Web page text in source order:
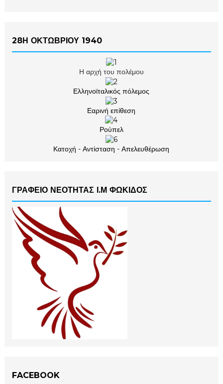
28Η ΟΚΤΩΒΡΙΟΥ 1940
Η αρχή του πολέμου
Ελληνοϊταλικός πόλεμος
Εαρινή επίθεση
Ρούπελ
Κατοχή - Αντίσταση - Απελευθέρωση
ΓΡΑΦΕΙΟ ΝΕΟΤΗΤΑΣ Ι.Μ ΦΩΚΙΔΟΣ
FACEBOOK